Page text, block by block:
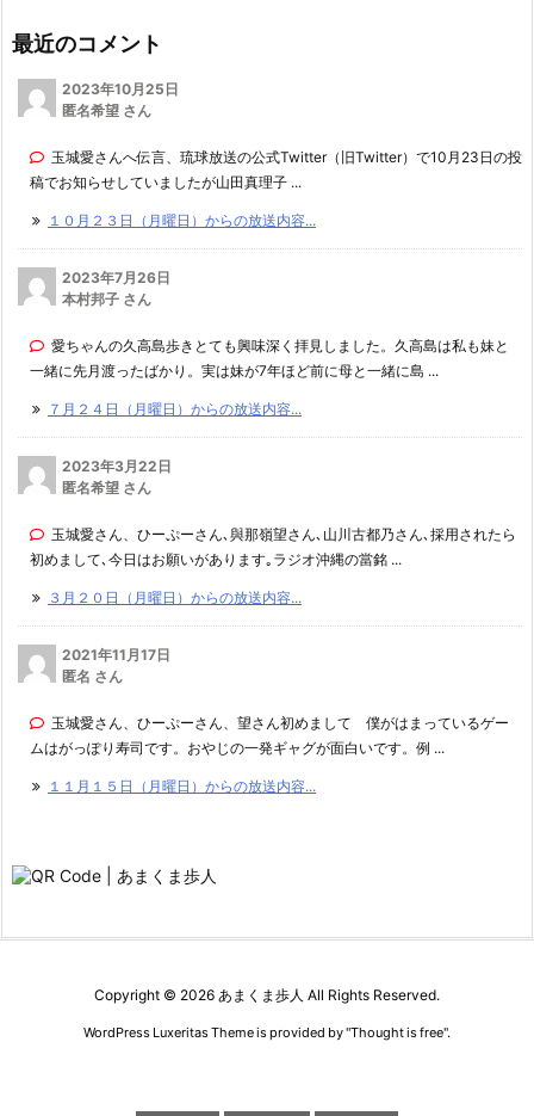
最近のコメント
2023年10月25日
匿名希望 さん
玉城愛さんへ伝言、琉球放送の公式Twitter（旧Twitter）で10月23日の投
稿でお知らせしていましたが山田真理子 ...
１０月２３日（月曜日）からの放送内容...
2023年7月26日
本村邦子 さん
愛ちゃんの久高島歩きとても興味深く拝見しました。久高島は私も妹と
一緒に先月渡ったばかり。実は妹が7年ほど前に母と一緒に島 ...
７月２４日（月曜日）からの放送内容...
2023年3月22日
匿名希望 さん
玉城愛さん、ひーぷーさん､與那嶺望さん､山川古都乃さん､採用されたら
初めまして､今日はお願いがあります｡ラジオ沖縄の當銘 ...
３月２０日（月曜日）からの放送内容...
2021年11月17日
匿名 さん
玉城愛さん、ひーぷーさん、望さん初めまして 僕がはまっているゲー
ムはがっぽり寿司です。おやじの一発ギャグが面白いです。例 ...
１１月１５日（月曜日）からの放送内容...
Copyright © 2026 あまくま歩人 All Rights Reserved.
WordPress Luxeritas Theme is provided by "Thought is free".